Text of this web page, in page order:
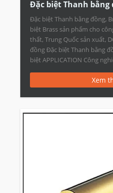
Đặc biệt Thanh bằng
Đặc biệt Thanh bằng đồng,
biệt Brass sản phẩm cho
thất, Trung Quốc sản xuất,
đồng Đặc biệt Thanh bằng
biệt APPLICATION Công
Xem